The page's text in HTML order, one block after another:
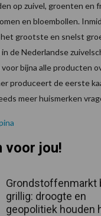
op zuivel, groenten en
en bloembollen.
grootste en snelst
de Nederlandse
bijna alle producten
produceert de eerste
meer huismerken
voor jou!
Grondstoffenmarkt
grillig: droogte en
geopolitiek houden